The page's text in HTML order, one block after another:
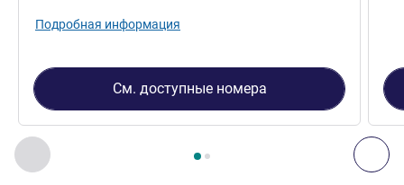
Назад - Номер
Страница , Номер 1 : Standard Room with 1 double
Подробная информация
См. доступные номера